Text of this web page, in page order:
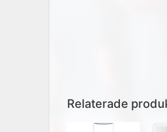
Relaterade